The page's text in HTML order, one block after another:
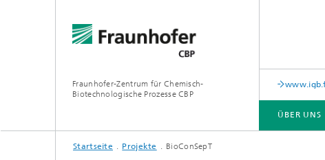
Fraunhofer-Zentrum für Chemisch-
Biotechnologische Prozesse CBP
ÜBER UNS
ÜBER UNS
LEISTUNGSANGEBOT UND AUSSTATTUNG
PUBLIKATIONEN
Startseite Projekte BioConSepT